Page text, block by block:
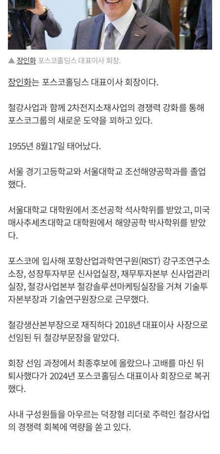
▲ 장인화포스코홀딩스 대표이사 회장.
장인화는 포스코홀딩스 대표이사 회장이다.
철강사업과 함께 2차전지소재사업의 경쟁력 강화를 통해
포스코그룹의 새로운 도약을 꾀하고 있다.
1955년 8월17일 태어났다.
서울 경기고등학교와 서울대학교 조선해양공학과를 졸업
했다.
서울대학교 대학원에서 조선공학 석사학위를 받았고, 미국
매사추세츠대학교 대학원에서 해양공학 박사학위를 받았
다.
포스코에 입사해 포항산업과학연구원(RIST) 강구조연구소
소장, 성장투자부문 신사업실장, 재무투자본부 신사업관리
실장, 철강사업본부 철강솔루션마케팅실장을 거쳐 기술투
자본부장과 기술연구원장으로 근무했다.
철강생산본부장으로 재직하다 2018년 대표이사 사장으로
선임된 뒤 철강부문장을 맡았다.
회장 선임 과정에서 최종후보에 올랐으나 고배를 마신 뒤
퇴사했다가 2024년 포스코홀딩스 대표이사 회장으로 복귀
했다.
사내 구성원들을 아우르는 덕장형 리더로 주력인 철강사업
의 경쟁력 회복에 역량을 쏟고 있다.